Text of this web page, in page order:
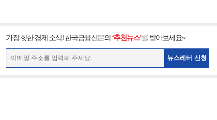
가장 핫한 경제 소식! 한국금융신문의 ‘추천뉴스’를 받아보세요~
뉴스레터 신청